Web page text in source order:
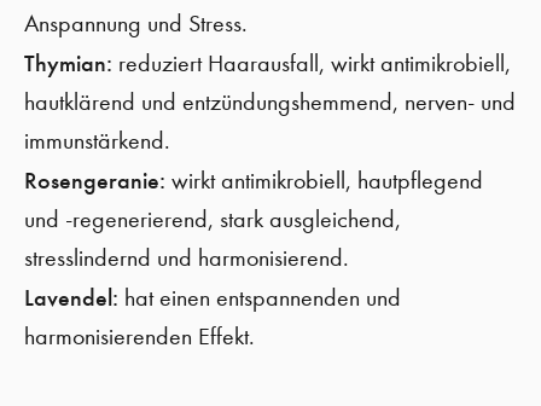
Anspannung und Stress.
Thymian: reduziert Haarausfall, wirkt antimikrobiell,
hautklärend und entzündungshemmend, nerven- und
immunstärkend.
Rosengeranie: wirkt antimikrobiell, hautpflegend
und -regenerierend, stark ausgleichend,
stresslindernd und harmonisierend.
Lavendel: hat einen entspannenden und
harmonisierenden Effekt.